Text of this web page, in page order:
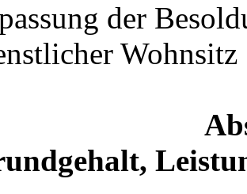
der
Wohnsitz